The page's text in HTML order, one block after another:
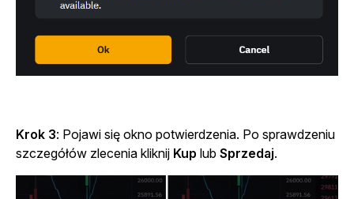
Krok 3: Pojawi się okno potwierdzenia. Po sprawdzeniu
szczegółów zlecenia kliknij Kup lub Sprzedaj.